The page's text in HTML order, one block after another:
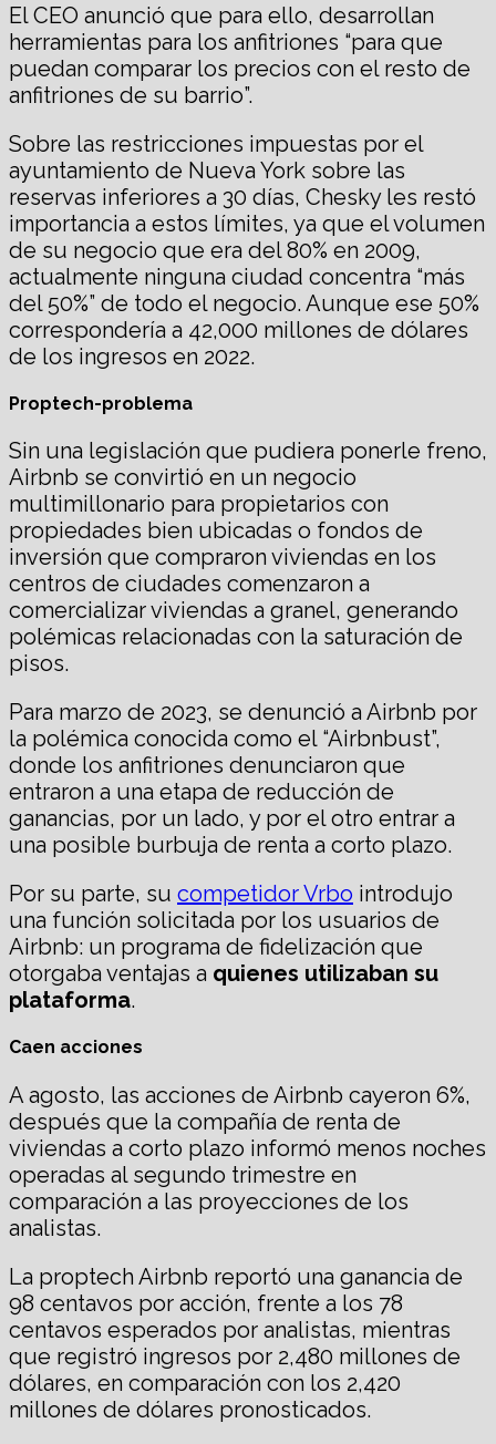
El CEO anunció que para ello, desarrollan
herramientas para los anfitriones “para que
puedan comparar los precios con el resto de
anfitriones de su barrio”.
Sobre las restricciones impuestas por el
ayuntamiento de Nueva York sobre las
reservas inferiores a 30 días, Chesky les restó
importancia a estos límites, ya que el volumen
de su negocio que era del 80% en 2009,
actualmente ninguna ciudad concentra “más
del 50%” de todo el negocio. Aunque ese 50%
correspondería a 42,000 millones de dólares
de los ingresos en 2022.
Proptech-problema
Sin una legislación que pudiera ponerle freno,
Airbnb se convirtió en un negocio
multimillonario para propietarios con
propiedades bien ubicadas o fondos de
inversión que compraron viviendas en los
centros de ciudades comenzaron a
comercializar viviendas a granel, generando
polémicas relacionadas con la saturación de
pisos.
Para marzo de 2023, se denunció a Airbnb por
la polémica conocida como el “Airbnbust”,
donde los anfitriones denunciaron que
entraron a una etapa de reducción de
ganancias, por un lado, y por el otro entrar a
una posible burbuja de renta a corto plazo.
Por su parte, su competidor Vrbo introdujo
una función solicitada por los usuarios de
Airbnb: un programa de fidelización que
otorgaba ventajas a quienes utilizaban su
plataforma.
Caen acciones
A agosto, las acciones de Airbnb cayeron 6%,
después que la compañía de renta de
viviendas a corto plazo informó menos noches
operadas al segundo trimestre en
comparación a las proyecciones de los
analistas.
La proptech Airbnb reportó una ganancia de
98 centavos por acción, frente a los 78
centavos esperados por analistas, mientras
que registró ingresos por 2,480 millones de
dólares, en comparación con los 2,420
millones de dólares pronosticados.